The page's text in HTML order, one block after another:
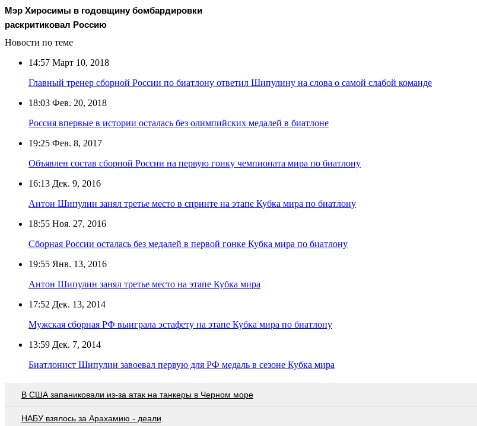
Мэр Хиросимы в годовщину бомбардировки
раскритиковал Россию
Новости по теме
14:57 Март 10, 2018
Главный тренер сборной России по биатлону ответил Шипулину на слова о самой слабой команде
18:03 Фев. 20, 2018
Россия впервые в истории осталась без олимпийских медалей в биатлоне
19:25 Фев. 8, 2017
Объявлен состав сборной России на первую гонку чемпионата мира по биатлону
16:13 Дек. 9, 2016
Антон Шипулин занял третье место в спринте на этапе Кубка мира по биатлону
18:55 Ноя. 27, 2016
Сборная России осталась без медалей в первой гонке Кубка мира по биатлону
19:55 Янв. 13, 2016
Антон Шипулин занял третье место на этапе Кубка мира
17:52 Дек. 13, 2014
Мужская сборная РФ выиграла эстафету на этапе Кубка мира по биатлону
13:59 Дек. 7, 2014
Биатлонист Шипулин завоевал первую для РФ медаль в сезоне Кубка мира
В США запаниковали из-за атак на танкеры в Черном море
НАБУ взялось за Арахамию - деали